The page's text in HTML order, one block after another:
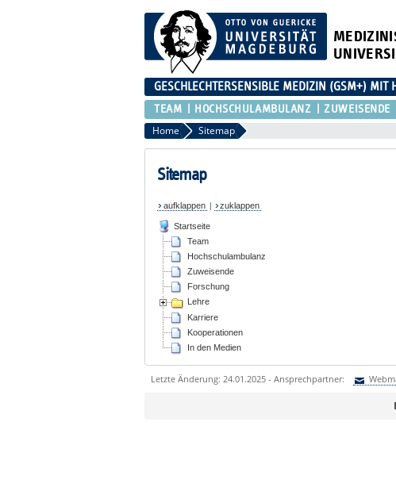
GESCHLECHTERSENSIBLE MEDIZIN (GSM+) MIT
TEAM HOCHSCHULAMBULANZ ZUWEISENDE
Home Sitemap
Sitemap
aufklappen | zuklappen
Startseite
Team
Hochschulambulanz
Zuweisende
Forschung
Lehre
Karriere
Kooperationen
In den Medien
Letzte Änderung: 24.01.2025 - Ansprechpartner: